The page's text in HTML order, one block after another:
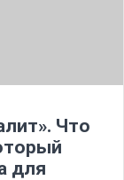
Что
для